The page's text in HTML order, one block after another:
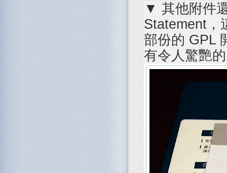
▼ 其他附件
Statement，
部份的 GPL
有令人驚艷